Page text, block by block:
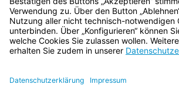
Bayern.de
BayernPortal
Impressum